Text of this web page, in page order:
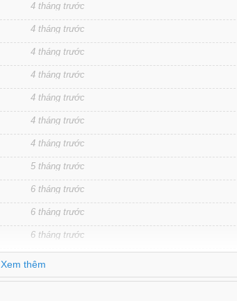
4 tháng trước
4 tháng trước
4 tháng trước
4 tháng trước
4 tháng trước
4 tháng trước
4 tháng trước
5 tháng trước
6 tháng trước
6 tháng trước
6 tháng trước
6 tháng trước
Xem thêm